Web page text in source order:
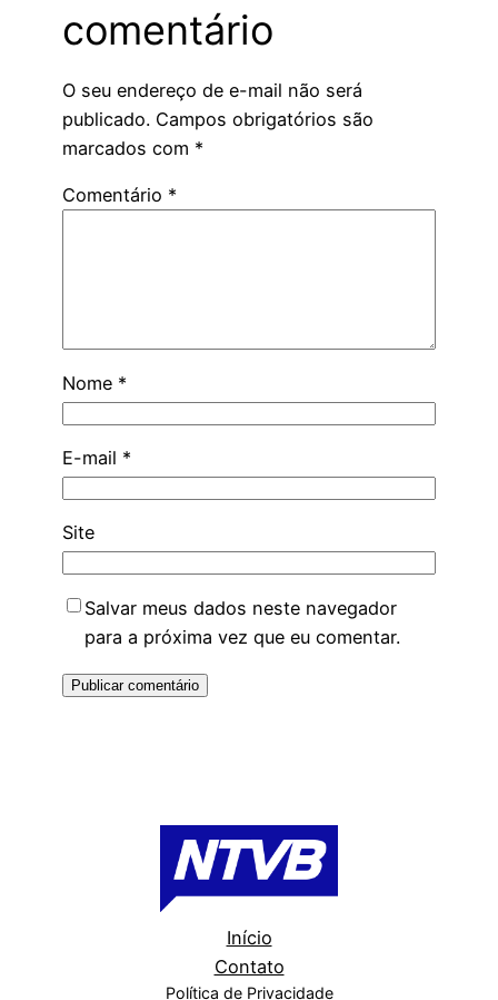
comentário
O seu endereço de e-mail não será
publicado. Campos obrigatórios são
marcados com *
Comentário *
Nome *
E-mail *
Site
Salvar meus dados neste navegador
para a próxima vez que eu comentar.
Início
Contato
Política de Privacidade